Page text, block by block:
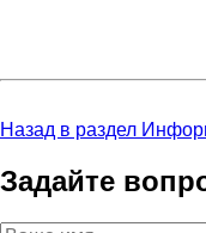
Назад в раздел
Задайте